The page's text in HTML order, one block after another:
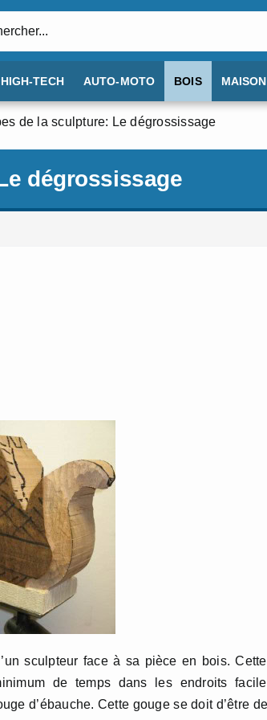
HIGH-TECH AUTO-MOTO BOIS MAISON
de la sculpture: Le dégrossissage
dégrossissage
face à sa pièce en bois. Cette
de temps dans les endroits
d’ébauche. Cette gouge se doit d’être